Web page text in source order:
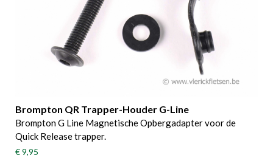
Brompton QR Trapper-Houder G-Line
Brompton G Line Magnetische Opbergadapter voor de
Quick Release trapper.
€ 9,95